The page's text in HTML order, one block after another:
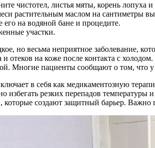
чистотел, листья мяты, корень лопуха
растительным маслом на сантиметры
его на водяной бане и процедите.
участки.
но весьма неприятное заболевание,
и отеков на коже после контакта с
Многие пациенты сообщают о том, что
в себя как медикаментозную
избегать резких перепадов
которые создают защитный барьер.